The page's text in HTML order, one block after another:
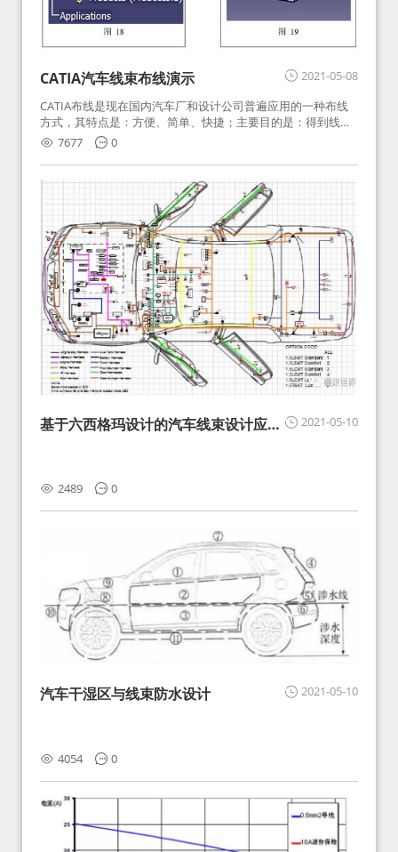
2021-05-08
CATIA汽车线束布线演示
CATIA布线是现在国内汽车厂和设计公司普遍应用的一种布线
方式，其特点是：方便、简单、快捷；主要目的是：得到线束
在空间走向和尺寸。优点：使线束在整车中布置的更合理，尺
寸准确，更缩短了开发周期。
7677 0
2021-05-10
基于六西格玛设计的汽车线束设计应用
2489 0
2021-05-10
汽车干湿区与线束防水设计
4054 0